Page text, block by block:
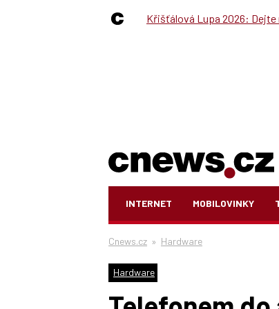
INTERNET MOBILOVINKY
Cnews.cz » Hardware
Hardware
Křišťálová Lupa 2026: